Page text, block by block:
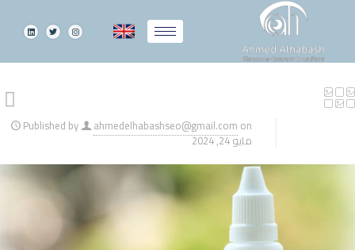
Published by ahmedelhabashseo@gmail.com on
مايو 24, 2024